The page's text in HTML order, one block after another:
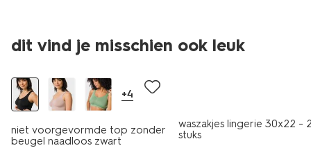
dit vind je misschien ook leuk
30% korting
+4
niet voorgevormde top zonder
beugel naadloos zwart
2 paar
waszakjes lingerie 30x22 -
stuks